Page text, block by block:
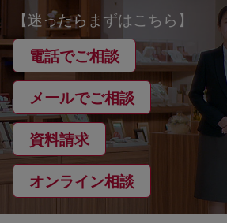
【迷ったらまずはこちら】
電話でご相談
メールでご相談
資料請求
オンライン相談